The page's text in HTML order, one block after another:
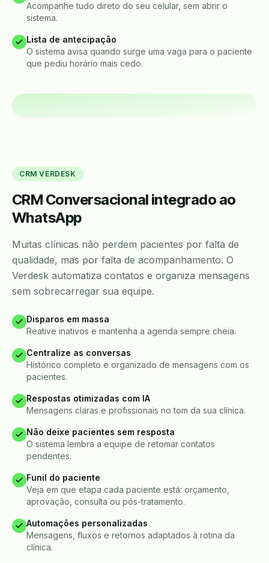
Acompanhe tudo direto do seu celular, sem abrir o
sistema.
Lista de antecipação
O sistema avisa quando surge uma vaga para o paciente
que pediu horário mais cedo.
CRM VERDESK
CRM Conversacional integrado ao
WhatsApp
Muitas clínicas não perdem pacientes por falta de
qualidade, mas por falta de acompanhamento. O
Verdesk automatiza contatos e organiza mensagens
sem sobrecarregar sua equipe.
Disparos em massa
Reative inativos e mantenha a agenda sempre cheia.
Centralize as conversas
Histórico completo e organizado de mensagens com os
pacientes.
Respostas otimizadas com IA
Mensagens claras e profissionais no tom da sua clínica.
Não deixe pacientes sem resposta
O sistema lembra a equipe de retomar contatos
pendentes.
Funil do paciente
Veja em que etapa cada paciente está: orçamento,
aprovação, consulta ou pós-tratamento.
Automações personalizadas
Mensagens, fluxos e retornos adaptados à rotina da
clínica.